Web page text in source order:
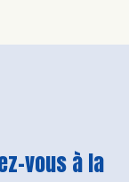
vous à la